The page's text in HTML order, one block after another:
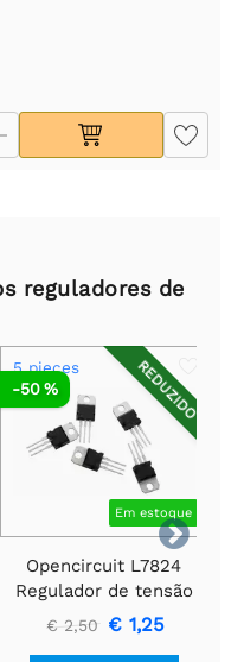
reguladores de

REDUZIDO
5 pieces
Em estoque
-50 %
Opencircuit L7824
Regulador de tensão
24V 750mA - 5 peças
€ 2,50 € 1,25